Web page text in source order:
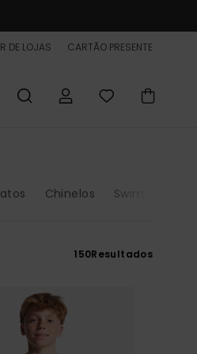
DE LOJAS CARTÃO PRESENTE
Chinelos Swim
150Resultados